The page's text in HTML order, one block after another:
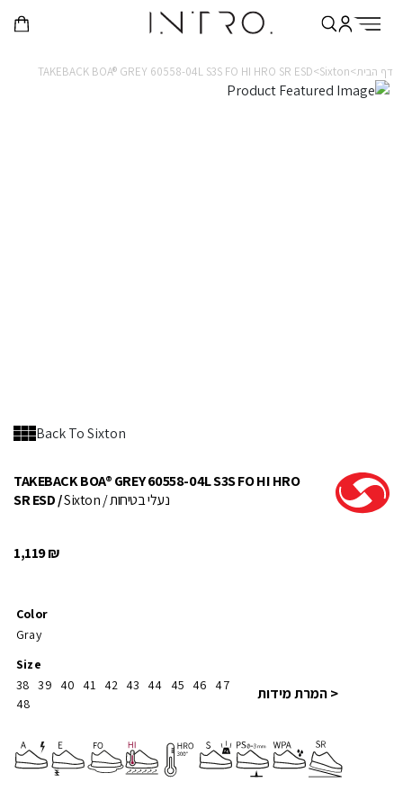
דף הבית>Sixton>
TAKEBACK BOA® GREY 60558-04L S3S FO HI HRO SR ESD
Back To Sixton
TAKEBACK BOA® GREY 60558-04L S3S FO HI HRO
SR ESD /Sixton / נעלי בטיחות
1,119₪
Color
Gray
Size
38 39 40 41 42 43 44 45 46
47
48
< המרת מידות